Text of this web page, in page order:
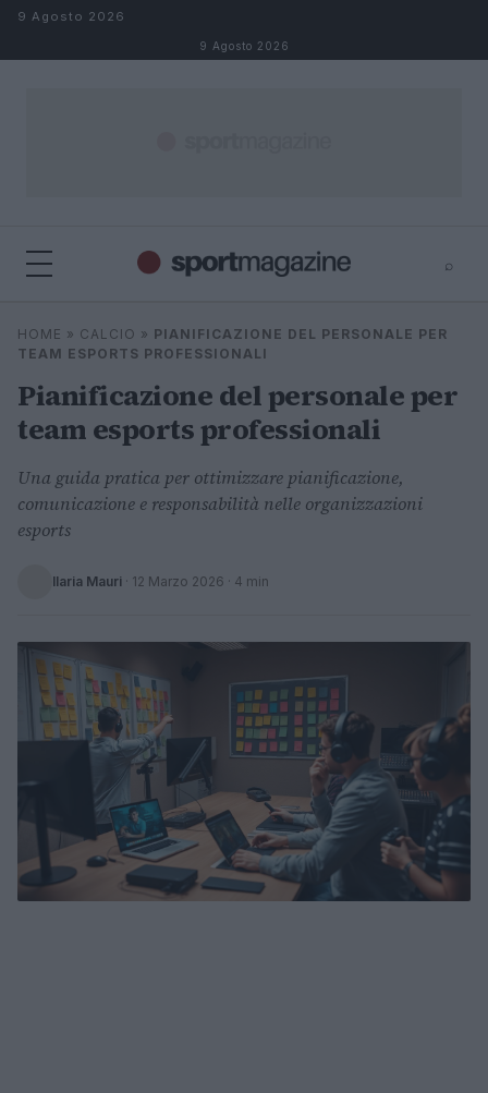
Salta al contenuto
9 Agosto 2026
9 Agosto 2026
⌕
Cerca
⌕
HOME » CALCIO » PIANIFICAZIONE DEL PERSONALE PER
TEAM ESPORTS PROFESSIONALI
Pianificazione del personale per
team esports professionali
Una guida pratica per ottimizzare pianificazione,
comunicazione e responsabilità nelle organizzazioni
esports
Ilaria Mauri · 12 Marzo 2026 · 4 min